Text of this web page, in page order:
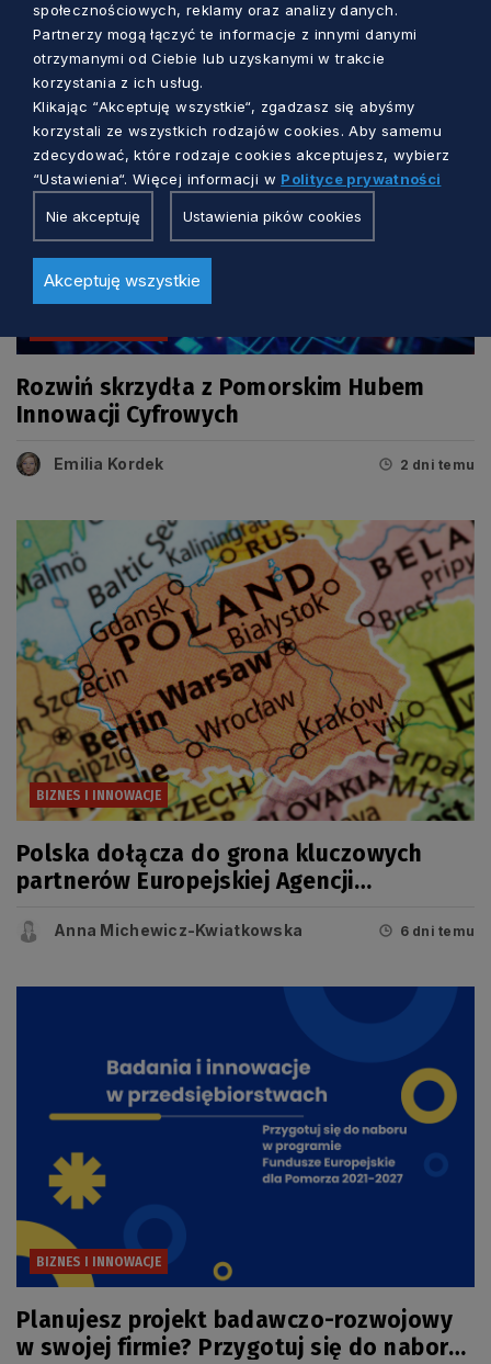
Rozwiń skrzydła z Pomorskim Hubem
Innowacji Cyfrowych
Emilia Kordek 2 dni temu
BIZNES I INNOWACJE
Polska dołącza do grona kluczowych
partnerów Europejskiej Agencji
Anna Michewicz-Kwiatkowska 6 dni temu
BIZNES I INNOWACJE
Planujesz projekt badawczo-rozwojowy
w swojej firmie? Przygotuj się do naboru
społecznościowych, reklamy oraz analizy danych.
Partnerzy mogą łączyć te informacje z innymi danymi
otrzymanymi od Ciebie lub uzyskanymi w trakcie
korzystania z ich usług.
Klikając “Akceptuję wszystkie“, zgadzasz się abyśmy
korzystali ze wszystkich rodzajów cookies. Aby samemu
zdecydować, które rodzaje cookies akceptujesz, wybierz
“Ustawienia“. Więcej informacji w Polityce prywatności
Nie akceptuję Ustawienia pików cookies
Akceptuję wszystkie